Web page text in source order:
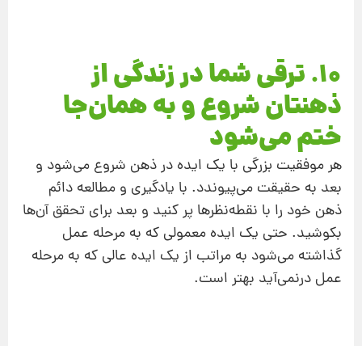
10. ترقی شما در زندگی از
ذهنتان شروع و به همان‌جا
ختم می‌شود
هر موفقیت بزرگی با یک ایده در ذهن شروع می‌شود و
بعد به حقیقت می‌پیوندد. با یادگیری و مطالعه دائم
ذهن خود را با نقطه‌نظرها پر کنید و بعد برای تحقق آن‌‌ها
بکوشید. حتی یک ایده معمولی که به مرحله عمل
گذاشته می‌شود به مراتب از یک ایده عالی که به مرحله
عمل درنمی‌آید بهتر است.